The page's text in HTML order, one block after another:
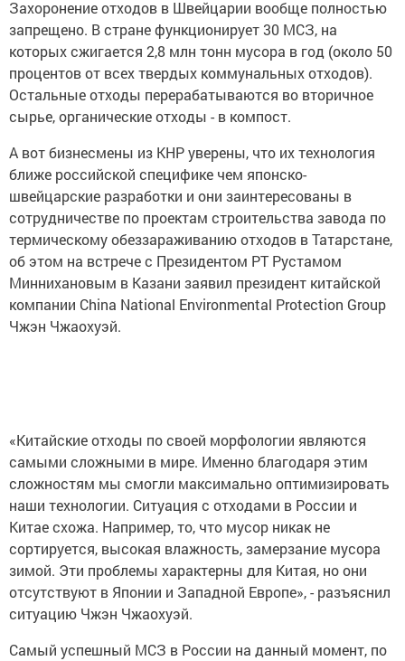
Захоронение отходов в Швейцарии вообще полностью
запрещено. В стране функционирует 30 МСЗ, на
которых сжигается 2,8 млн тонн мусора в год (около 50
процентов от всех твердых коммунальных отходов).
Остальные отходы перерабатываются во вторичное
сырье, органические отходы - в компост.
А вот бизнесмены из КНР уверены, что их технология
ближе российской специфике чем японско-
швейцарские разработки и они заинтересованы в
сотрудничестве по проектам строительства завода по
термическому обеззараживанию отходов в Татарстане,
об этом на встрече с Президентом РТ Рустамом
Миннихановым в Казани заявил президент китайской
компании China National Environmental Protection Group
Чжэн Чжаохуэй.
«Китайские отходы по своей морфологии являются
самыми сложными в мире. Именно благодаря этим
сложностям мы смогли максимально оптимизировать
наши технологии. Ситуация с отходами в России и
Китае схожа. Например, то, что мусор никак не
сортируется, высокая влажность, замерзание мусора
зимой. Эти проблемы характерны для Китая, но они
отсутствуют в Японии и Западной Европе», - разъяснил
ситуацию Чжэн Чжаохуэй.
Самый успешный МСЗ в России на данный момент, по